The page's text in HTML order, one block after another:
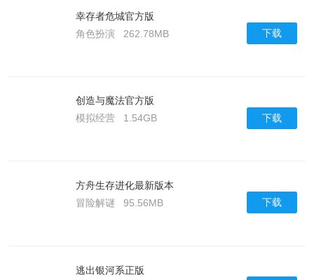
幸存者危城官方版
角色扮演
262.78MB 下载
创造与魔法官方版
模拟经营
1.54GB 下载
方舟生存进化最新版本
冒险解谜
95.56MB 下载
逃出银河系正版